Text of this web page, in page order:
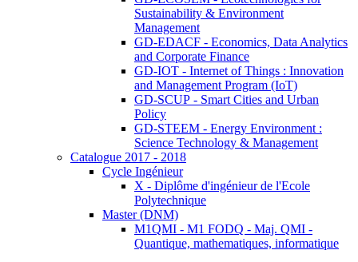
Sustainability & Environment
Management
GD-EDACF - Economics, Data Analytics
and Corporate Finance
GD-IOT - Internet of Things : Innovation
and Management Program (IoT)
GD-SCUP - Smart Cities and Urban
Policy
GD-STEEM - Energy Environment :
Science Technology & Management
Catalogue 2017 - 2018
Cycle Ingénieur
X - Diplôme d'ingénieur de l'Ecole
Polytechnique
Master (DNM)
M1QMI - M1 FODQ - Maj. QMI -
Quantique, mathematiques, informatique